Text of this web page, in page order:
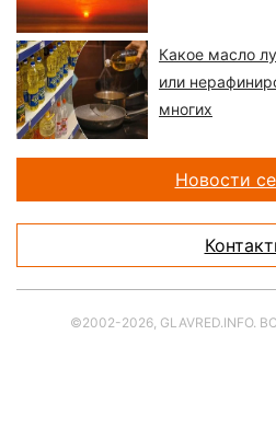
Какое масло
или
многих
Новости
©2002-2026,